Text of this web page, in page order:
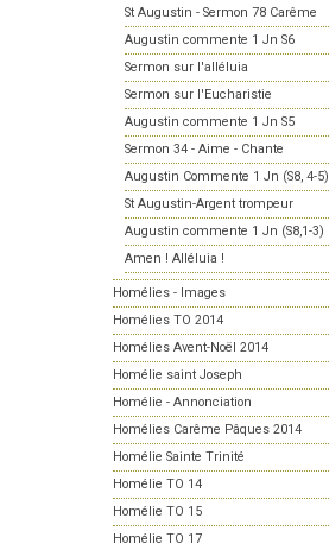
St Augustin - Sermon 78 Carême
Augustin commente 1 Jn S6
Sermon sur l'alléluia
Sermon sur l'Eucharistie
Augustin commente 1 Jn S5
Sermon 34 - Aime - Chante
Augustin Commente 1 Jn (S8, 4-5)
St Augustin-Argent trompeur
Augustin commente 1 Jn (S8,1-3)
Amen ! Alléluia !
Homélies - Images
Homélies TO 2014
Homélies Avent-Noël 2014
Homélie saint Joseph
Homélie - Annonciation
Homélies Carême Pâques 2014
Homélie Sainte Trinité
Homélie TO 14
Homélie TO 15
Homélie TO 17